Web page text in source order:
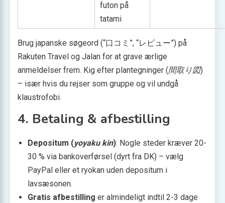
futon på
tatami
Brug japanske søgeord (“口コミ”, “レビュー”) på
Rakuten Travel og Jalan for at grave ærlige
anmeldelser frem. Kig efter plantegninger (間取り図)
– især hvis du rejser som gruppe og vil undgå
klaustrofobi.
4. Betaling & afbestilling
Depositum (yoyaku kin): Nogle steder kræver 20-
30 % via bankoverførsel (dyrt fra DK) – vælg
PayPal eller et ryokan uden depositum i
lavsæsonen.
Gratis afbestilling er almindeligt indtil 2-3 dage